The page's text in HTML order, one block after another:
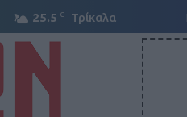
25.5 C Τρίκαλα